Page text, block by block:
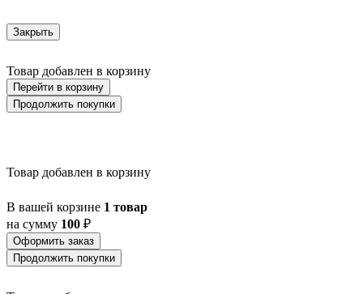
BAILRIGG
BALIGUIAN
BALLINA
BALMAHA
BARBOTTO
BARI-M
BARNSTAPLE
BASALGO 1
BASILANO
BASILDON
Закрыть
Товар добавлен в корзину
Перейти в корзину
Продолжить покупки
Товар добавлен в корзину
В вашей корзине 1 товар
на сумму 100 ₽
Оформить заказ
Продолжить покупки